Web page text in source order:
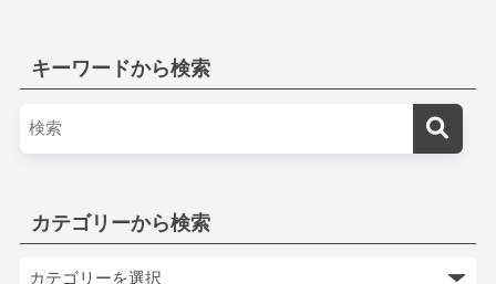
キーワードから検索
カテゴリーから検索